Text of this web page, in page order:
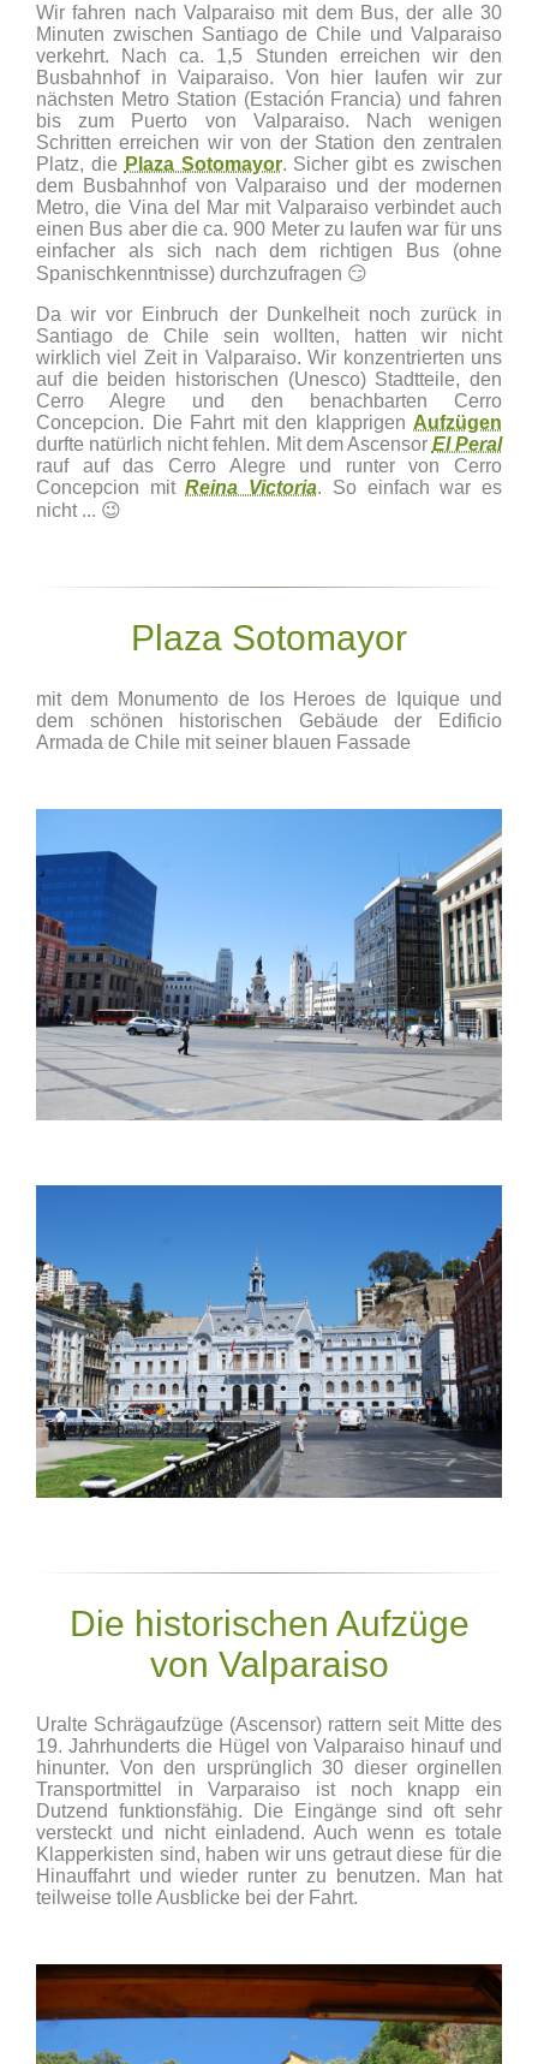
Wir fahren nach Valparaiso mit dem Bus, der alle 30
Minuten zwischen Santiago de Chile und Valparaiso
verkehrt. Nach ca. 1,5 Stunden erreichen wir den
Busbahnhof in Vaiparaiso. Von hier laufen wir zur
nächsten Metro Station (Estación Francia) und fahren
bis zum Puerto von Valparaiso. Nach wenigen
Schritten erreichen wir von der Station den zentralen
Platz, die Plaza Sotomayor. Sicher gibt es zwischen
dem Busbahnhof von Valparaiso und der modernen
Metro, die Vina del Mar mit Valparaiso verbindet auch
einen Bus aber die ca. 900 Meter zu laufen war für uns
einfacher als sich nach dem richtigen Bus (ohne
Spanischkenntnisse) durchzufragen 😏
Da wir vor Einbruch der Dunkelheit noch zurück in
Santiago de Chile sein wollten, hatten wir nicht
wirklich viel Zeit in Valparaiso. Wir konzentrierten uns
auf die beiden historischen (Unesco) Stadtteile, den
Cerro Alegre und den benachbarten Cerro
Concepcion. Die Fahrt mit den klapprigen Aufzügen
durfte natürlich nicht fehlen. Mit dem Ascensor El Peral
rauf auf das Cerro Alegre und runter von Cerro
Concepcion mitReina Victoria. So einfach war es
nicht ... 😉
Plaza Sotomayor
mit dem Monumento de los Heroes de Iquique und
dem schönen historischen Gebäude der Edificio
Armada de Chile mit seiner blauen Fassade
Die historischen Aufzüge
von Valparaiso
Uralte Schrägaufzüge (Ascensor) rattern seit Mitte des
19. Jahrhunderts die Hügel von Valparaiso hinauf und
hinunter. Von den ursprünglich 30 dieser orginellen
Transportmittel in Varparaiso ist noch knapp ein
Dutzend funktionsfähig. Die Eingänge sind oft sehr
versteckt und nicht einladend. Auch wenn es totale
Klapperkisten sind, haben wir uns getraut diese für die
Hinauffahrt und wieder runter zu benutzen. Man hat
teilweise tolle Ausblicke bei der Fahrt.